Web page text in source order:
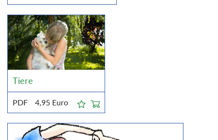
Tiere
PDF 4,95 Euro